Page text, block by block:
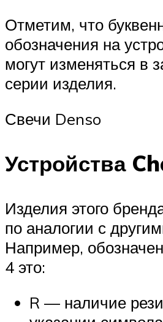
Отметим, что
обозначения на
могут изменяться в
серии изделия.
Свечи Denso
Устройства
Изделия этого
по аналогии с
Например,
4 это:
R — наличие